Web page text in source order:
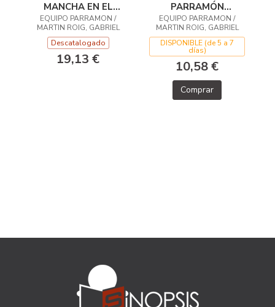
MANCHA EN EL
DIBUJO
EQUIPO PARRAMON /
MARTIN ROIG, GABRIEL
Descatalogado
19,13 €
PARRAMÓN
ANIMALES
EQUIPO PARRAMON /
MARTIN ROIG, GABRIEL
DISPONIBLE (de 5 a 7
días)
10,58 €
Comprar